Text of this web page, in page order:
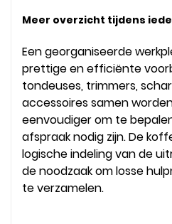
Meer overzicht tijdens
Een georganiseerde
prettige en efficiënte
tondeuses, trimmers,
accessoires samen
eenvoudiger om te
afspraak nodig zijn. De
logische indeling van de
de noodzaak om losse
te verzamelen.